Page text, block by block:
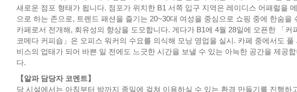
새로운 점포 형태가 됩니다. 점포가 위치한 B1 서쪽 입구 지역은 레이디스 어패럴을
으로 하는 존으로, 트렌드 패션을 즐기는 20~30대 여성을 중심으로 쇼핑 중에 한숨을
카페로서 전개해, 회유성의 향상을 도모합니다. 게다가 B1에 4월 28일에 오픈한 「커
코메다 커피숍」은 오피스 워커의 수요를 의식해 모닝 영업을 실시. 카페 중에서도 풀
비스의 업태가 되어 바쁜 일 전에도 느긋한 시간을 보낼 수 있는 아늑한 공간을 제공합
다.
【알파 담당자 코멘트】
당 시설에서는 아침부터 밤까지 종일에 걸쳐 이용하실 수 있는 환경 만들기를 진행하